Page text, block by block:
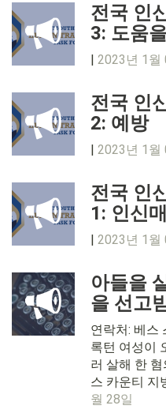
전국 인
3: 도움
| 2023년 1월
전국 인
2: 예방
| 2023년 1월
전국 인
1: 인신
| 2023년 1월
아들을
을 선고
연락처: 베스
록턴 여성이
러 살해 한
스 카운티 지
월 28일